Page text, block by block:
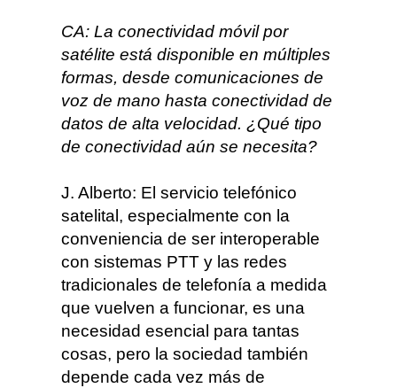
CA: La conectividad móvil por
satélite está disponible en múltiples
formas, desde comunicaciones de
voz de mano hasta conectividad de
datos de alta velocidad. ¿Qué tipo
de conectividad aún se necesita?
J. Alberto: El servicio telefónico
satelital, especialmente con la
conveniencia de ser interoperable
con sistemas PTT y las redes
tradicionales de telefonía a medida
que vuelven a funcionar, es una
necesidad esencial para tantas
cosas, pero la sociedad también
depende cada vez más de